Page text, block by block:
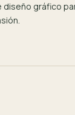
gráfico